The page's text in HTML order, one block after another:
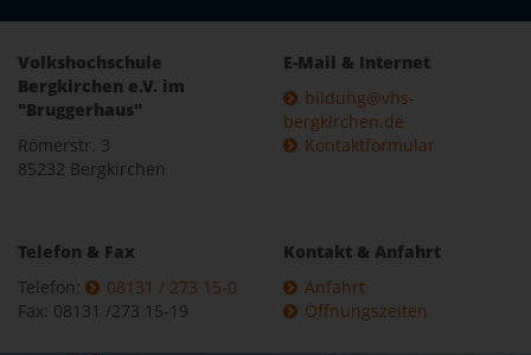
Volkshochschule
Bergkirchen e.V. im
"Bruggerhaus"
Römerstr. 3
85232 Bergkirchen
E-Mail & Internet
bildung@vhs-
bergkirchen.de
Kontaktformular
Telefon & Fax
Telefon:
08131 / 273 15-0
Fax: 08131 /273 15-19
Kontakt & Anfahrt
Anfahrt
Öffnungszeiten